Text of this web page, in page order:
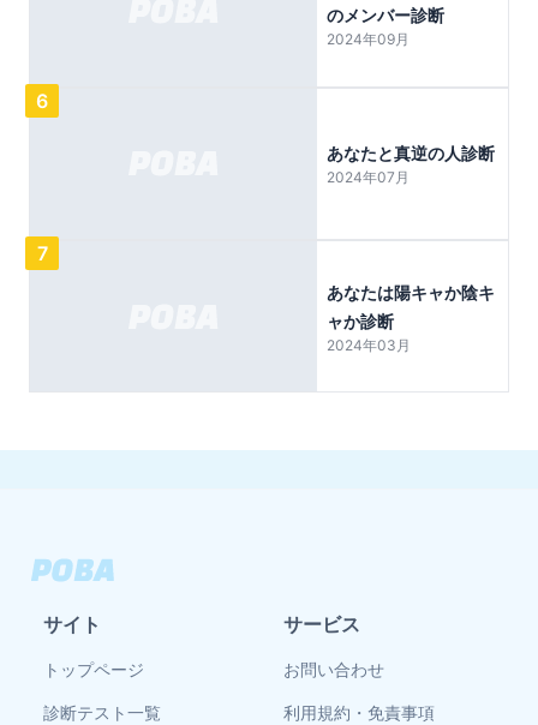
のメンバー診断
2024年09月
6
あなたと真逆の人診断
2024年07月
7
あなたは陽キャか陰キ
ャか診断
2024年03月
サイト
トップページ
診断テスト一覧
サービス
お問い合わせ
利用規約・免責事項